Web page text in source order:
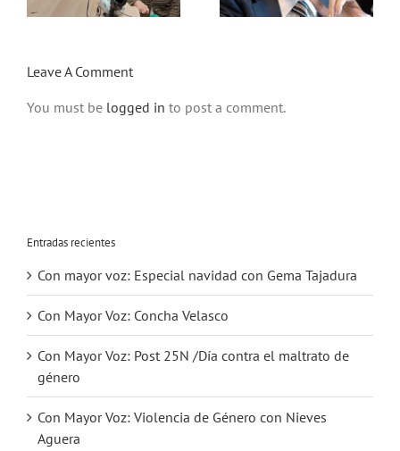
Leave A Comment
You must be logged in to post a comment.
Entradas recientes
Con mayor voz: Especial navidad con Gema Tajadura
Con Mayor Voz: Concha Velasco
Con Mayor Voz: Post 25N /Día contra el maltrato de
género
Con Mayor Voz: Violencia de Género con Nieves
Aguera